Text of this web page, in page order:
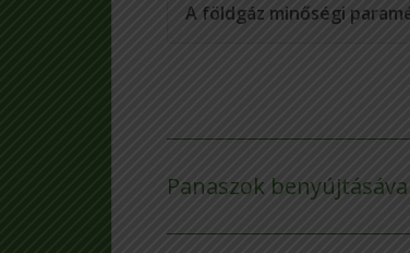
A földgáz minőségi
Panaszok